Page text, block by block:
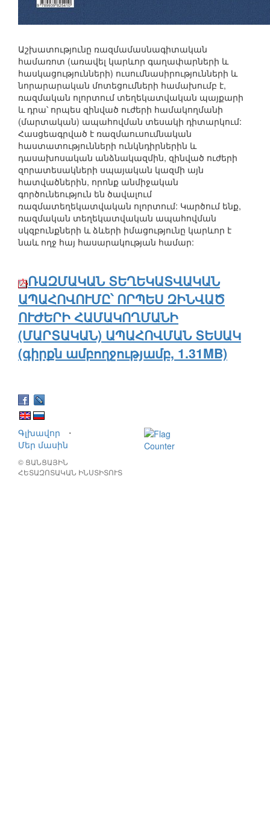
Աշխատությունը ռազմամասնագիտական
համառոտ (առավել կարևոր գաղափարների և
հասկացությունների) ուսումնասիրությունների և
նորարարական մոտեցումների համախումբ է,
ռազմական ոլորտում տեղեկատվական պայքարի
և դրա՝ որպես զինված ուժերի համակողմանի
(մարտական) ապահովման տեսակի դիտարկում:
Հասցեագրված է ռազմաուսումնական
հաստատությունների ունկնդիրներին և
դասախոսական անձնակազմին, զինված ուժերի
զորատեսակների սպայական կազմի այն
հատվածներին, որոնք անմիջական
գործունեություն են ծավալում
ռազմատեղեկատվական ոլորտում: Կարծում ենք,
ռազմական տեղեկատվական ապահովման
սկզբունքների և ձևերի իմացությունը կարևոր է
նաև ողջ հայ հասարակության համար:
ՌԱԶՄԱԿԱՆ ՏԵՂԵԿԱՏՎԱԿԱՆ
ԱՊԱՀՈՎՈՒՄԸ՝ ՈՐՊԵՍ ԶԻՆՎԱԾ
ՈՒԺԵՐԻ ՀԱՄԱԿՈՂՄԱՆԻ
(ՄԱՐՏԱԿԱՆ) ԱՊԱՀՈՎՄԱՆ ՏԵՍԱԿ
(գիրքն ամբողջությամբ, 1.31MB)
Գլխավոր
⋅
Մեր մասին
© ՑԱՆՑԱՅԻՆ
ՀԵՏԱԶՈՏԱԿԱՆ ԻՆՍՏԻՏՈՒՏ